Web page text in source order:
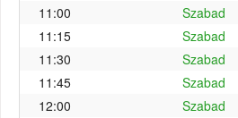
11:00
Szabad
11:15
Szabad
11:30
Szabad
11:45
Szabad
12:00
Szabad